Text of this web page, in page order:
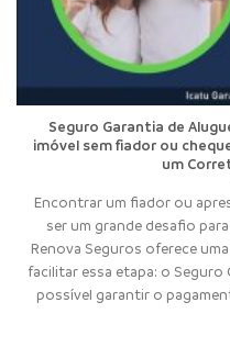
Seguro Garantia de
imóvel sem fiador ou
um
Encontrar um fiador ou
ser um grande desafio
Renova Seguros oferece
facilitar essa etapa: o Seguro
possível garantir o